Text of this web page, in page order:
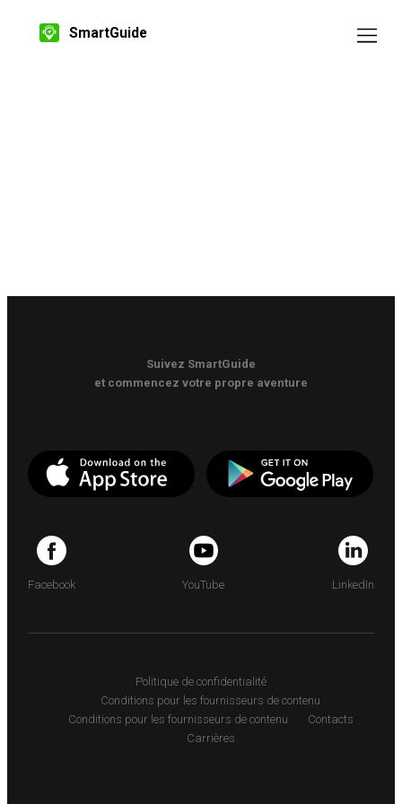
SmartGuide
Suivez SmartGuide
et commencez votre propre aventure
Facebook YouTube LinkedIn
Politique de confidentialité
Conditions pour les fournisseurs de contenu
Conditions pour les fournisseurs de contenu
Contacts
Carrières